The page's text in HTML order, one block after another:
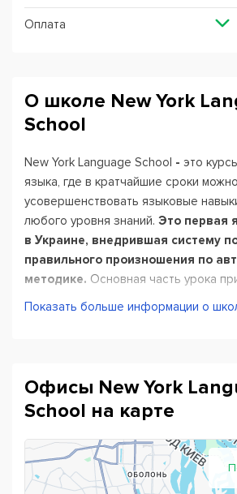
Оплата
О школе New York
School
New York Language School - это
языка, где в кратчайшие сроки можно
усовершенствовать языковые
любого уровня знаний. Это первая
в Украине, внедрившая систему
правильного произношения по
методике. Основная часть урока
коммуникацию и отработку
Методисты ежемесячно
учителей, что гарантирует качество
Уроки построены по модульной
модуль – это три занятия по 90
Показать больше информации о
Офисы New York
School на карте